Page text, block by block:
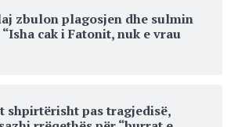
zbulon plagosjen dhe sulmin
cak i Fatonit, nuk e vrau
shpirtërisht pas tragjedisë,